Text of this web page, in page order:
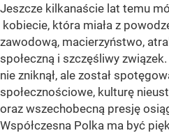
Jeszcze kilkanaście lat temu
kobiecie, która miała z
zawodową, macierzyństwo,
społeczną i szczęśliwy
nie zniknął, ale został
społecznościowe, kulturę
oraz wszechobecną presję
Współczesna Polka ma być